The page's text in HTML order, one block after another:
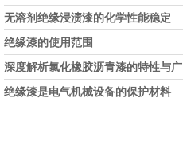
和环保要求
无溶剂绝缘浸渍漆的化学性能稳定
吗？
绝缘漆的使用范围
深度解析氯化橡胶沥青漆的特性与广
泛应用
绝缘漆是电气机械设备的保护材料